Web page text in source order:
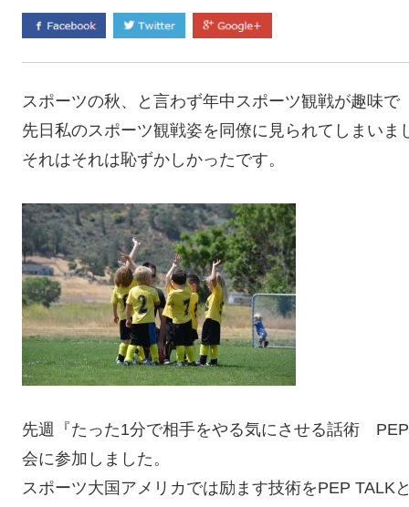
スポーツの秋、と言わず年中スポーツ観戦が趣味で
先日私のスポーツ観戦姿を同僚に見られてしまいま
それはそれは恥ずかしかったです。
先週『たった1分で相手をやる気にさせる話術
会に参加しました。
スポーツ大国アメリカでは励ます技術をPEP TALK